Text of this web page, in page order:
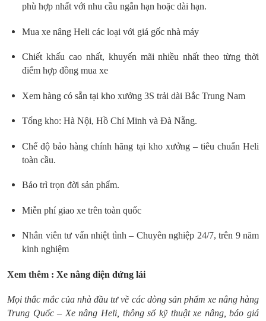
phù hợp nhất với nhu cầu ngắn hạn hoặc dài hạn.
Mua xe nâng Heli các loại với giá gốc nhà máy
Chiết khấu cao nhất, khuyến mãi nhiều nhất theo từng thời
điểm hợp đồng mua xe
Xem hàng có sẵn tại kho xưởng 3S trải dài Bắc Trung Nam
Tổng kho: Hà Nội, Hồ Chí Minh và Đà Nẵng.
Chế độ bảo hàng chính hãng tại kho xưởng – tiêu chuẩn Heli
toàn cầu.
Bảo trì trọn đời sản phẩm.
Miễn phí giao xe trên toàn quốc
Nhân viên tư vấn nhiệt tình – Chuyên nghiệp 24/7, trên 9 năm
kinh nghiệm
Xem thêm : Xe nâng điện đứng lái
Mọi thắc mắc của nhà đầu tư về các dòng sản phẩm xe nâng hàng
Trung Quốc – Xe nâng Heli, thông số kỹ thuật xe nâng, báo giá